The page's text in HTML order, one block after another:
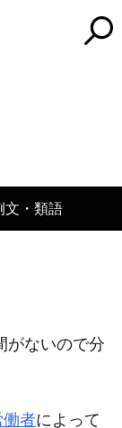
文・類語
がないので分
働者によって